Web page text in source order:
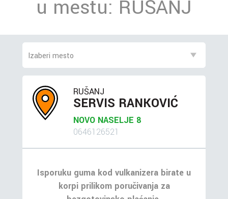
u mestu: RUŠANJ
RUŠANJ
SERVIS RANKOVIĆ
NOVO NASELJE 8
0646126521
Isporuku guma kod vulkanizera birate u
korpi prilikom poručivanja za